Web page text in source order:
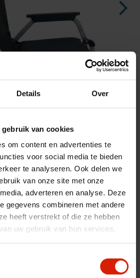
Details Over
gebruik van cookies
om content en advertenties te
voor social media te bieden
te analyseren. Ook delen we
van onze site met onze
adverteren en analyse. Deze
gegevens combineren met andere
heeft verstrekt of die ze hebben
uw gebruik van hun services.
D+G
pour SplitRider. Pour des transferts
ou à droite. Plus d’autonomie et de